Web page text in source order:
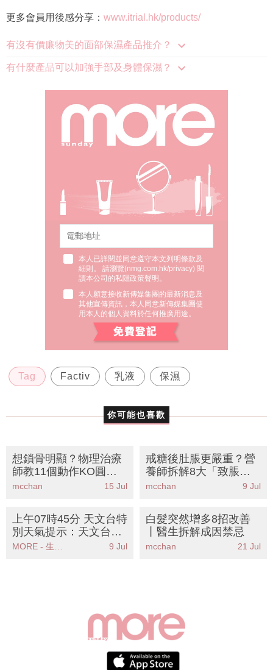
更多會員用後感分享： www.itrial.hk/products/
有沒有價廉物美的面部保濕產品推介？
有什麼產品可以加強手部及身體保濕？
本人已詳閱並同意遵守本文列明條款及
細則。 請瀏覽(nmg.com.hk/privacy) 閱
讀本公司的私隱政策聲明。
本人願意接收新傳媒集團的最新消息及
其他宣傳資訊，本人同意新傳媒集團使
用本人的個人資料於任何推廣用途。
Tag Factiv 乳液 保濕
你可能也喜歡
想鎖骨明顯？物理治療
師教11個動作KO圓肩
厚背丨告別胸小肌斜方
mcchan 15 Jul
戒糖後肚脹更嚴重？營
養師拆解8大「致脹」
代糖陷阱丨附2款簡易
mcchan 9 Jul
上午07時45分 天文台特
別天氣提示：天文台發
出特別天氣提示提醒市
MORE - 生活品味 9 Jul
白髮突然增多8招改善
丨醫生拆解成因禁忌
mcchan 21 Jul